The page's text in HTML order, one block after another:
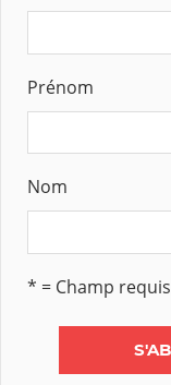
Prénom
Nom
* = Champ requis